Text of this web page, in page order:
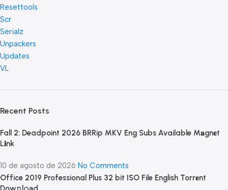
Resettools
Scr
Serialz
Unpackers
Updates
VL
Recent Posts
Fall 2: Deadpoint 2026 BRRip MKV Eng Subs Available M𝐚gn𝐞t
L𝐢nk
10 de agosto de 2026 No Comments
Office 2019 Professional Plus 32 bit ISO File English Torr𝐞nt